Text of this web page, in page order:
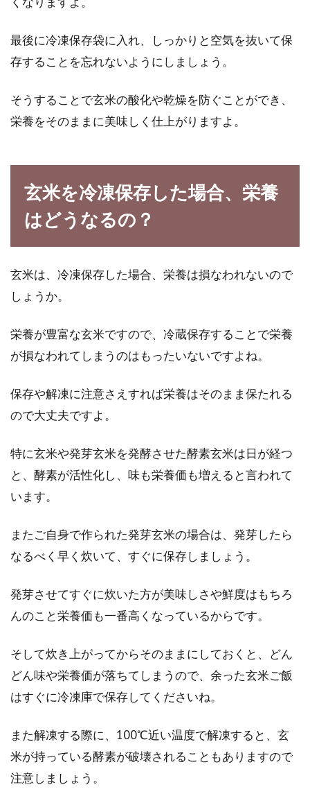
最後に冷凍保存袋に入れ、しっかりと空気を抜いて保
存することを忘れないようにしましょう。
そうすることで玄米の酸化や乾燥を防ぐことができ、
栄養をそのままに美味しく仕上がりますよ。
玄米を冷凍保存した場合、栄養
はどうなるの？
玄米は、冷凍保存した場合、栄養は損なわれないので
しょうか。
栄養が豊富な玄米ですので、冷蔵保存することで栄養
が損なわれてしまうのはもったいないですよね。
保存や解凍に注意さえすれば栄養はそのまま保たれる
ので大丈夫ですよ。
特に玄米や発芽玄米を発酵させた酵素玄米は日が経つ
と、酵素が活性化し、味も栄養価も増えると言われて
います。
またご自身で作られた発芽玄米の場合は、発芽したら
なるべく早く炊いて、すぐに保存しましょう。
発芽させてすぐに炊いた方が美味しさや鮮度はもちろ
んのこと栄養価も一番高くなっているからです。
そして炊き上がってからそのままにしておくと、どん
どん味や栄養価が落ちてしまうので、余った玄米ご飯
はすぐに冷凍庫で保存してくださいね。
また解凍する際に、100℃近い温度で解凍すると、玄
米が持っている酵素が破壊されることもありますので
注意しましょう。